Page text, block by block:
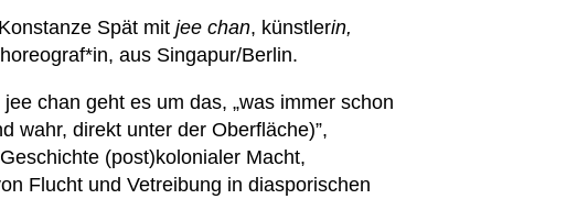
Spät mit jee chan, künstlerin,
aus Singapur/Berlin.
chan geht es um das, „was immer schon
wahr, direkt unter der Oberfläche)”,
(post)kolonialer Macht,
Flucht und Vetreibung in diasporischen